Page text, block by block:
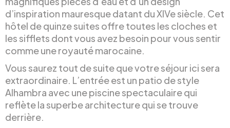
d’inspiration mauresque datant du XIVe siècle. Cet
hôtel de quinze suites offre toutes les cloches et
les sifflets dont vous avez besoin pour vous sentir
comme une royauté marocaine.
Vous saurez tout de suite que votre séjour ici sera
extraordinaire. L’entrée est un patio de style
Alhambra avec une piscine spectaculaire qui
reflète la superbe architecture qui se trouve
derrière.